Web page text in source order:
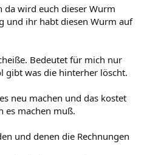
da wird euch dieser Wurm
und ihr habt diesen Wurm auf
Bedeutet für mich nur
gibt was die hinterher löscht.
neu machen und das kostet
es machen muß.
und denen die Rechnungen